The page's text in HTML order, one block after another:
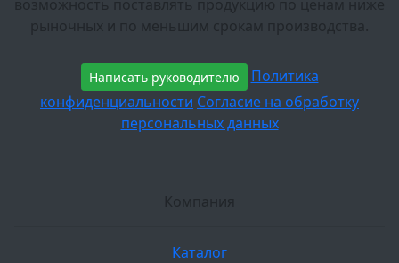
возможность поставлять продукцию по ценам ниже
рыночных и по меньшим срокам производства.
Написать руководителю
Политика
конфиденциальности Согласие на обработку
персональных данных
Компания
Каталог